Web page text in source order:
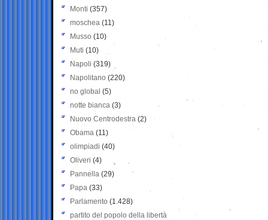
Monti (357)
moschea (11)
Musso (10)
Muti (10)
Napoli (319)
Napolitano (220)
no global (5)
notte bianca (3)
Nuovo Centrodestra (2)
Obama (11)
olimpiadi (40)
Oliveri (4)
Pannella (29)
Papa (33)
Parlamento (1.428)
partito del popolo della libertà